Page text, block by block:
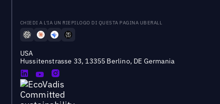
CHIEDI A L'IA UN RIEPILOGO DI QUESTA PAGINA UBERALL
USA
Hussitenstrasse 33, 13355 Berlino, DE Germania